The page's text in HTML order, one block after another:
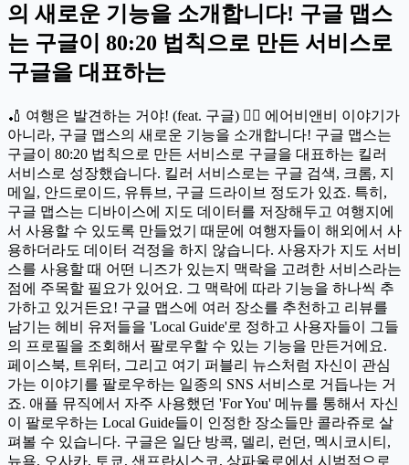
의 새로운 기능을 소개합니다! 구글 맵스
는 구글이 80:20 법칙으로 만든 서비스로
구글을 대표하는
🏏 여행은 발견하는 거야! (feat. 구글) 🏄🏻 에어비앤비 이야기가
아니라, 구글 맵스의 새로운 기능을 소개합니다! 구글 맵스는
구글이 80:20 법칙으로 만든 서비스로 구글을 대표하는 킬러
서비스로 성장했습니다. 킬러 서비스로는 구글 검색, 크롬, 지
메일, 안드로이드, 유튜브, 구글 드라이브 정도가 있죠. 특히,
구글 맵스는 디바이스에 지도 데이터를 저장해두고 여행지에
서 사용할 수 있도록 만들었기 때문에 여행자들이 해외에서 사
용하더라도 데이터 걱정을 하지 않습니다. 사용자가 지도 서비
스를 사용할 때 어떤 니즈가 있는지 맥락을 고려한 서비스라는
점에 주목할 필요가 있어요. 그 맥락에 따라 기능을 하나씩 추
가하고 있거든요! 구글 맵스에 여러 장소를 추천하고 리뷰를
남기는 헤비 유저들을 'Local Guide'로 정하고 사용자들이 그들
의 프로필을 조회해서 팔로우할 수 있는 기능을 만든거에요.
페이스북, 트위터, 그리고 여기 퍼블리 뉴스처럼 자신이 관심
가는 이야기를 팔로우하는 일종의 SNS 서비스로 거듭나는 거
죠. 애플 뮤직에서 자주 사용했던 'For You' 메뉴를 통해서 자신
이 팔로우하는 Local Guide들이 인정한 장소들만 콜라쥬로 살
펴볼 수 있습니다. 구글은 일단 방콕, 델리, 런던, 멕시코시티,
뉴욕, 오사카, 토쿄, 샌프란시스코, 상파울로에서 시범적으로